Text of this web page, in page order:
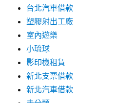
台北汽車借款
塑膠射出工廠
室內遊樂
小琉球
影印機租賃
新北支票借款
新北汽車借款